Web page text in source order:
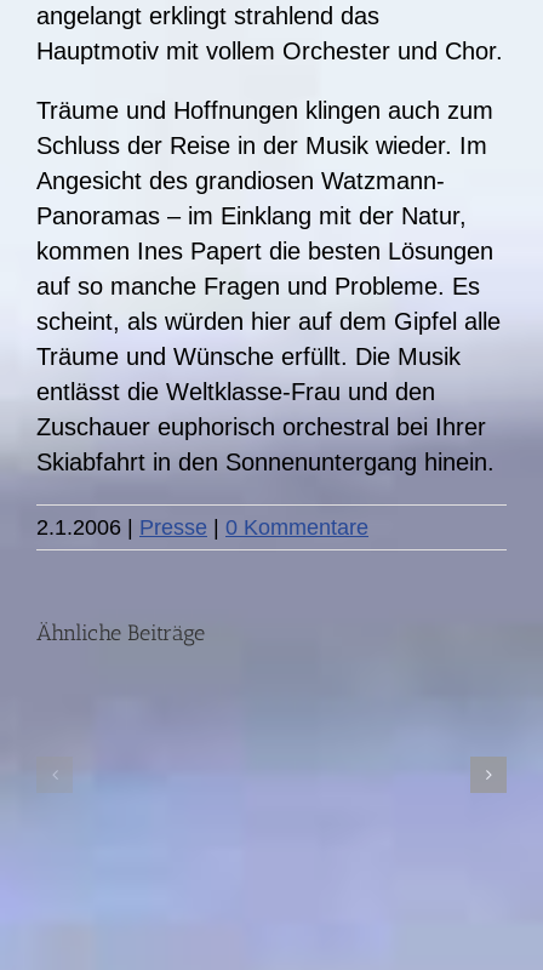
angelangt erklingt strahlend das
Hauptmotiv mit vollem Orchester und Chor.
Träume und Hoffnungen klingen auch zum
Schluss der Reise in der Musik wieder. Im
Angesicht des grandiosen Watzmann-
Panoramas – im Einklang mit der Natur,
kommen Ines Papert die besten Lösungen
auf so manche Fragen und Probleme. Es
scheint, als würden hier auf dem Gipfel alle
Träume und Wünsche erfüllt. Die Musik
entlässt die Weltklasse-Frau und den
Zuschauer euphorisch orchestral bei Ihrer
Skiabfahrt in den Sonnenuntergang hinein.
2.1.2006 | Presse | 0 Kommentare
Ähnliche Beiträge